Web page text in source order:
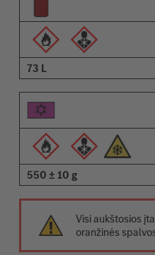
73 L
550 ± 10 g
Visi aukštosios
oranžinės